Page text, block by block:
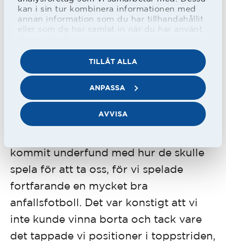
kan i sin tur kombinera informationen med
annan information som du har tillhandahållit
eller som de har samlat in när du har använt
TILLÅT ALLA
ANPASSA
AVVISA
Andra guldet säkrat på hemmaplan mot AIK 1979, en
samlad Roy syns tillsammans med Rolf Andersson,
Claes Norryd, "Lie" Larsson och Lennart "Joggen"
Därefter kom två mellanår för HBK,
mycket beroende på att HBK inte
lyckades vinna en enda bortamatch
under de här säsongerna.
kommit underfund med hur de skulle
spela för att ta oss, för vi spelade
fortfarande en mycket bra
anfallsfotboll. Det var konstigt att vi
inte kunde vinna borta och tack vare
det tappade vi positioner i toppstriden,